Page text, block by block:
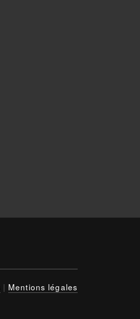
| Mentions légales